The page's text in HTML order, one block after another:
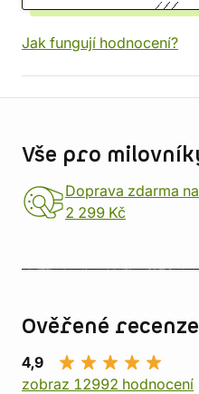
Jak fungují hodnocení?
Vše pro
Doprava zdarma
2 299 Kč
Ověřené recenze
4,9
zobraz 12992 hodnocení